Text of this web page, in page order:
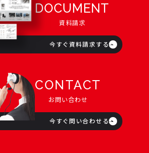
DOCUMENT
資料請求
今すぐ資料請求する
CONTACT
お問い合わせ
今すぐ問い合わせる